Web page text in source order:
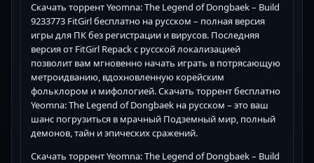
Скачать торрент Yeomna: The Legend of Dongbaek – Build
9233773 FitGirl бесплатно на русском – полная версия
игры для ПК без регистрации и вирусов. Последняя
версия от FitGirl Repack с русской локализацией
позволит вам мгновенно начать играть в потрясающую
метроидванию, вдохновленную корейским
фольклором и мифологией. Скачать торрент бесплатно
Yeomna: The Legend of Dongbaek на русском – это ваш
шанс погрузиться в мрачный Подземный мир, полный
демонов, тайн и эпических сражений.
Скачать торрент Yeomna: The Legend of Dongbaek – Build